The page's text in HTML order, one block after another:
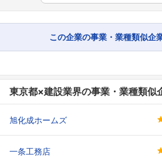
この企業の事業・業種類似企
東京都×建設業界の事業・業種類似
旭化成ホームズ
一条工務店